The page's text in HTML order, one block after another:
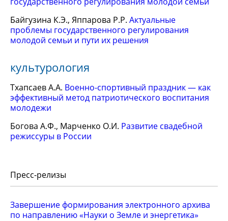
Байгузина К.Э., Яппарова Р.Р. Актуальные
проблемы государственного регулирования
молодой семьи и пути их решения
культурология
Тхапсаев А.А. Военно-спортивный праздник — как
эффективный метод патриотического воспитания
молодежи
Богова А.Ф., Марченко О.И. Развитие свадебной
режиссуры в России
Пресс-релизы
Завершение формирования электронного архива
по направлению «Науки о Земле и энергетика»